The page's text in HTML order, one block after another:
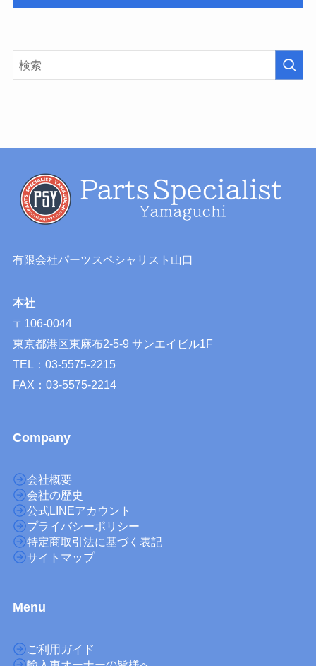
有限会社パーツスペシャリスト山口
本社
〒106-0044
東京都港区東麻布2-5-9 サンエイビル1F
TEL：03-5575-2215
FAX：03-5575-2214
Company
会社概要
会社の歴史
公式LINEアカウント
プライバシーポリシー
特定商取引法に基づく表記
サイトマップ
Menu
ご利用ガイド